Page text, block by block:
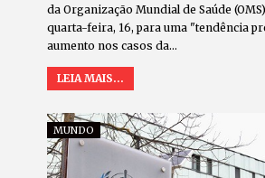
da Organização Mundial de Saúde
quarta-feira, 16, para uma "tendência
aumento nos casos da…
LEIA MAIS...
MUNDO